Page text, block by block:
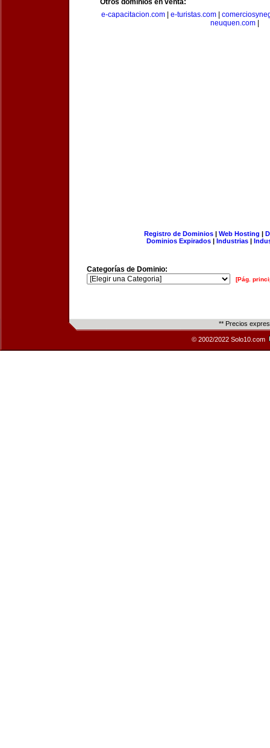
Otros dominios en venta:
e-capacitacion.com
e-turistas.com
neuquen.com|
Registro de Dominios| Web Hosting |
Dominios Expirados | Industrias |
Categorías de Dominio:
[Pág.
** Precios
© 2002/2022 Solo10.com